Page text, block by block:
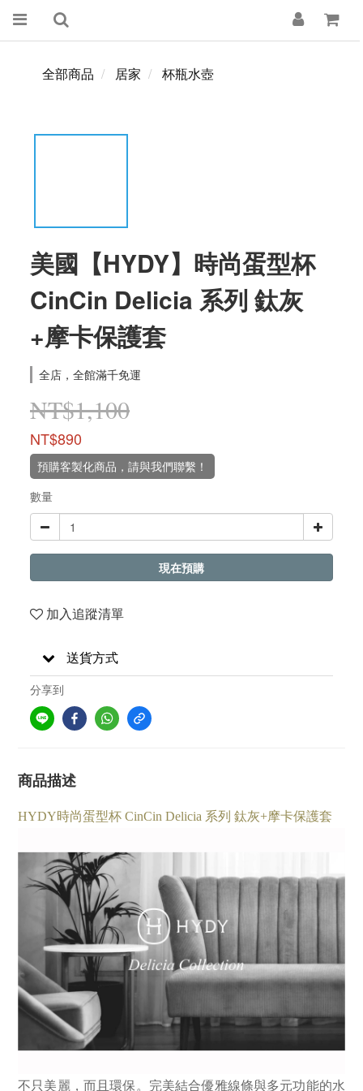
全部商品 居家 杯瓶水壺
美國【HYDY】時尚蛋型杯
CinCin Delicia 系列 鈦灰
+摩卡保護套
全店，全館滿千免運
NT$1,100
NT$890
預購客製化商品，請與我們聯繫！
數量
現在預購
加入追蹤清單
送貨方式
分享到
商品描述
HYDY時尚蛋型杯 CinCin Delicia 系列 鈦灰+摩卡保護套
不只美麗，而且環保。完美結合優雅線條與多元功能的水